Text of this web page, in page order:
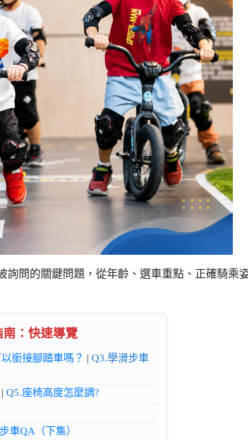
詢問的關鍵問題，從年齡、選車重點、正確騎乘
南：快速導覽
銜接腳踏車嗎？ | Q3.學滑步車
| Q5.座椅高度怎麼調?
車QA（下集）